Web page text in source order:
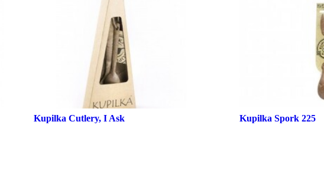
Kupilka Cutlery, I Ask Kupilka Spork 225